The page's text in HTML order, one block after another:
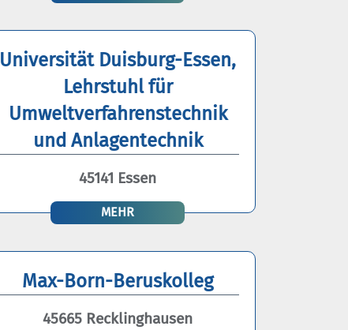
Universität Duisburg-Essen,
Lehrstuhl für
Umweltverfahrenstechnik
und Anlagentechnik
45141 Essen
MEHR
Max-Born-Beruskolleg
45665 Recklinghausen